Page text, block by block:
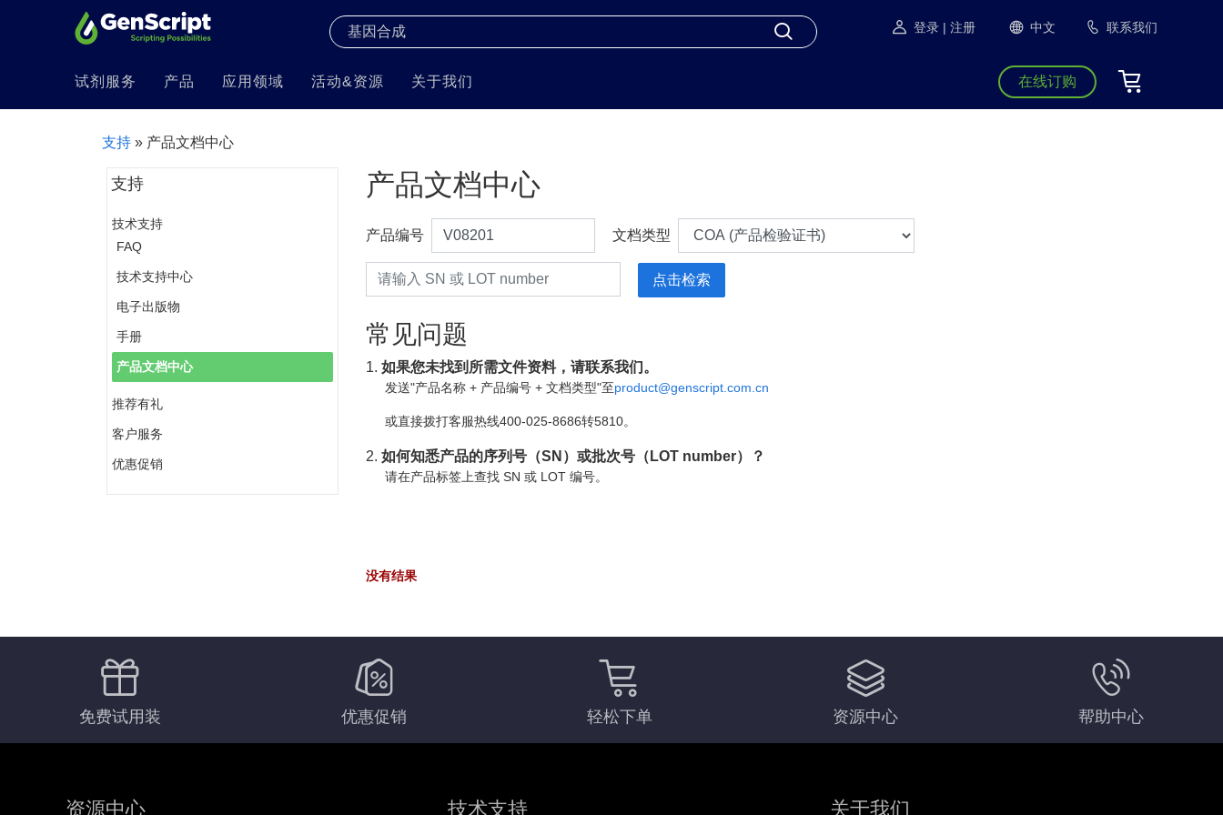
登录 | 注册 中文 联系我们
试剂服务 产品 应用领域 活动&资源 关于我们 在线订购
支持 » 产品文档中心
支持
技术支持
FAQ
技术支持中心
电子出版物
手册
产品文档中心
推荐有礼
客户服务
优惠促销
产品文档中心
产品编号 文档类型
常见问题
1. 如果您未找到所需文件资料，请联系我们。
发送"产品名称 + 产品编号 + 文档类型"至product@genscript.com.cn
或直接拨打客服热线400-025-8686转5810。
2. 如何知悉产品的序列号（SN）或批次号（LOT number）？
请在产品标签上查找 SN 或 LOT 编号。
没有结果
免费试用装 优惠促销 轻松下单 资源中心 帮助中心
资源中心 技术支持 关于我们